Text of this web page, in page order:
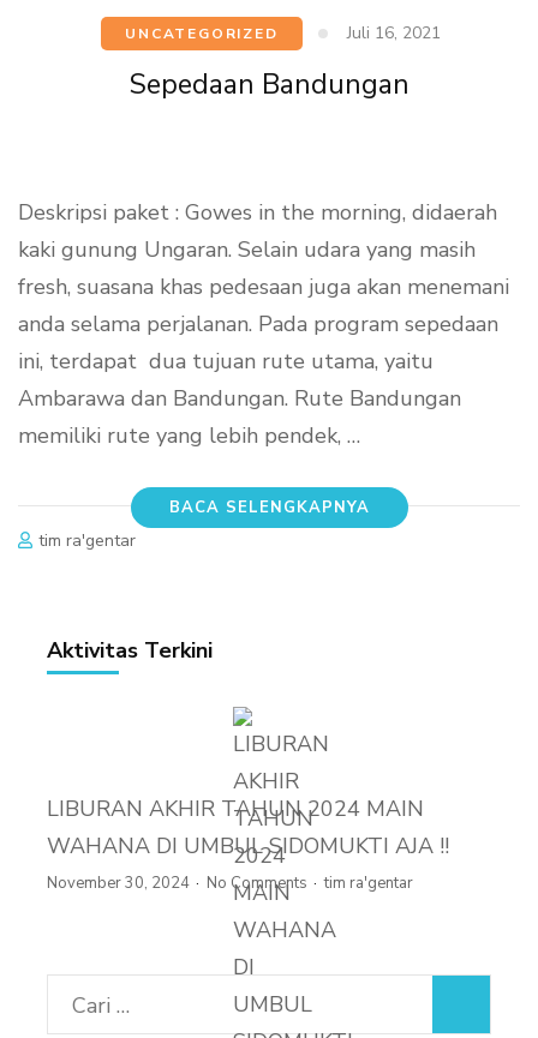
UNCATEGORIZED Juli 16, 2021
Sepedaan Bandungan
Deskripsi paket : Gowes in the morning, didaerah
kaki gunung Ungaran. Selain udara yang masih
fresh, suasana khas pedesaan juga akan menemani
anda selama perjalanan. Pada program sepedaan
ini, terdapat dua tujuan rute utama, yaitu
Ambarawa dan Bandungan. Rute Bandungan
memiliki rute yang lebih pendek, …
BACA SELENGKAPNYA
tim ra'gentar
Aktivitas Terkini
LIBURAN AKHIR TAHUN 2024 MAIN
WAHANA DI UMBUL SIDOMUKTI AJA !!
November 30, 2024 No Comments tim ra'gentar
Cari